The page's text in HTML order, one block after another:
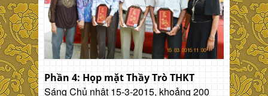
Phần 4: Họp mặt Thầy Trò THKT
Sáng Chủ nhật 15-3-2015, khoảng 200